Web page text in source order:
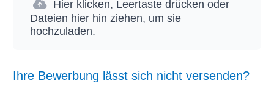
Hier klicken, Leertaste drücken oder
Dateien hier hin ziehen, um sie
hochzuladen.
Ihre Bewerbung lässt sich nicht versenden?